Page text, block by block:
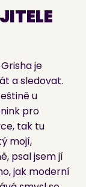
je
a sledovat.
u
pro
tak tu
mojí,
psal jsem jí
jak moderní